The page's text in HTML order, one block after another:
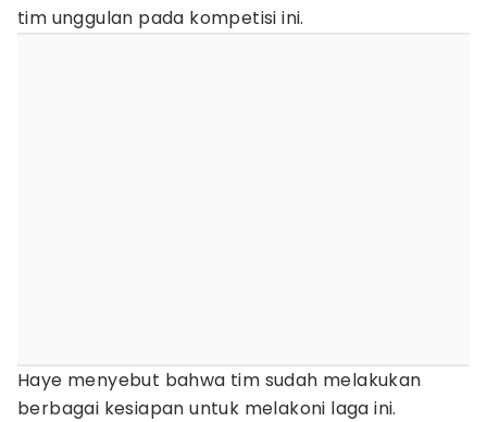
tim unggulan pada kompetisi ini.
Haye menyebut bahwa tim sudah melakukan
berbagai kesiapan untuk melakoni laga ini.